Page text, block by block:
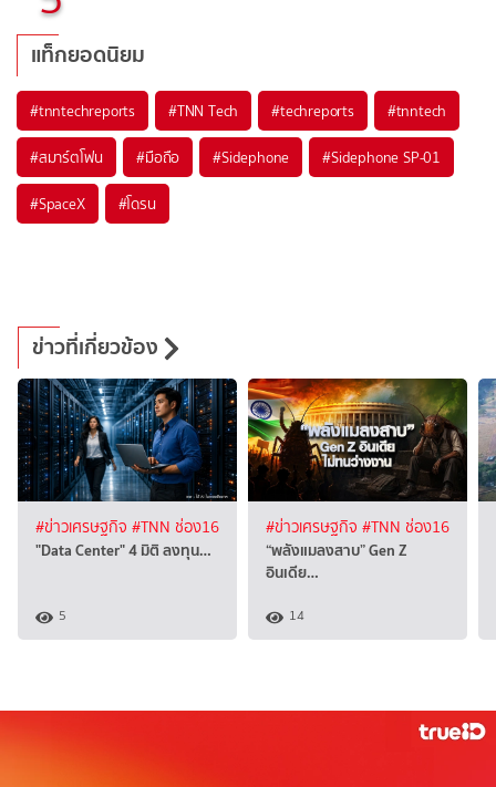
แท็กยอดนิยม
#tnntechreports #TNN Tech #techreports #tnntech
#สมาร์ตโฟน #มือถือ #Sidephone #Sidephone SP-01
#SpaceX #โดรน
ข่าวที่เกี่ยวข้อง
#ข่าวเศรษฐกิจ #TNN ช่อง16
"Data Center" 4 มิติ ลงทุน…
5
#ข่าวเศรษฐกิจ #TNN ช่อง16
“พลังแมลงสาบ” Gen Z
อินเดีย…
14